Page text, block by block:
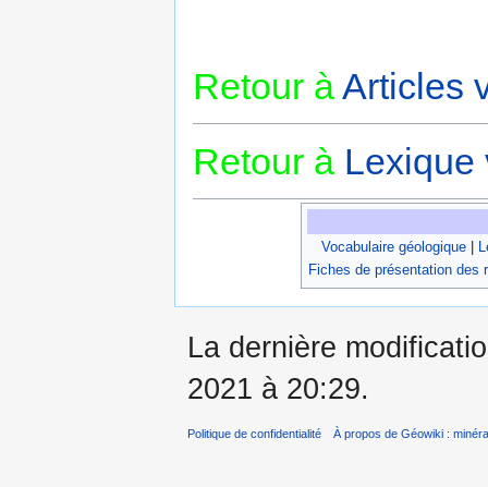
Retour àArticles
Retour à Lexique
Vocabulaire géologique|
Fiches de présentation des
La dernière
2021 à 20:29.
Politique de confidentialité À propos de Géowiki :